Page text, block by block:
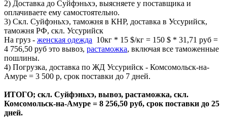
2) Доставка до Суйфэньхэ, выясняете у поставщика и
оплачиваете ему самостоятельно.
3) Скл. Суйфэньхэ, таможня в КНР, доставка в Уссурийск,
таможня РФ, скл. Уссурийск
На груз - женская одежда 10кг * 15 $/кг = 150 $ * 31,71 руб =
4 756,50 руб это вывоз, растаможка, включая все таможенные
пошлины.
4) Погрузка, доставка по ЖД Уссурийск - Комсомольск-на-
Амуре = 3 500 р, срок поставки до 7 дней.
ИТОГО; скл. Суйфэньхэ, вывоз, растаможка, скл.
Комсомольск-на-Амуре = 8 256,50 руб, срок поставки до 25
дней.